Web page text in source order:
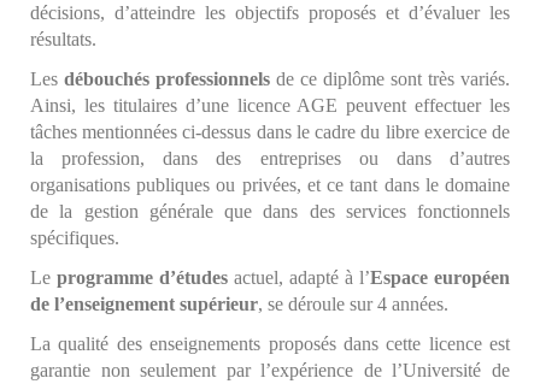
décisions, d’atteindre les objectifs proposés et d’évaluer les
résultats.
Les débouchés professionnels de ce diplôme sont très variés.
Ainsi, les titulaires d’une licence AGE peuvent effectuer les
tâches mentionnées ci-dessus dans le cadre du libre exercice de
la profession, dans des entreprises ou dans d’autres
organisations publiques ou privées, et ce tant dans le domaine
de la gestion générale que dans des services fonctionnels
spécifiques.
Le programme d’études actuel, adapté à l’Espace européen
de l’enseignement supérieur, se déroule sur 4 années.
La qualité des enseignements proposés dans cette licence est
garantie non seulement par l’expérience de l’Université de